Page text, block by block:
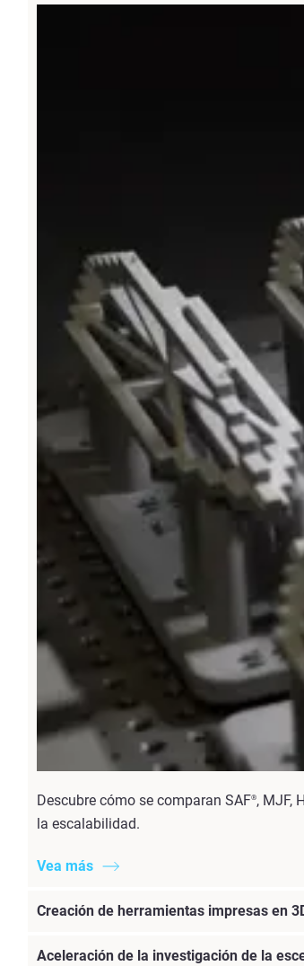
Descubre cómo se comparan SAF®, MJF,
la escalabilidad.
Vea más
Creación de herramientas impresas en
Aceleración de la investigación de la